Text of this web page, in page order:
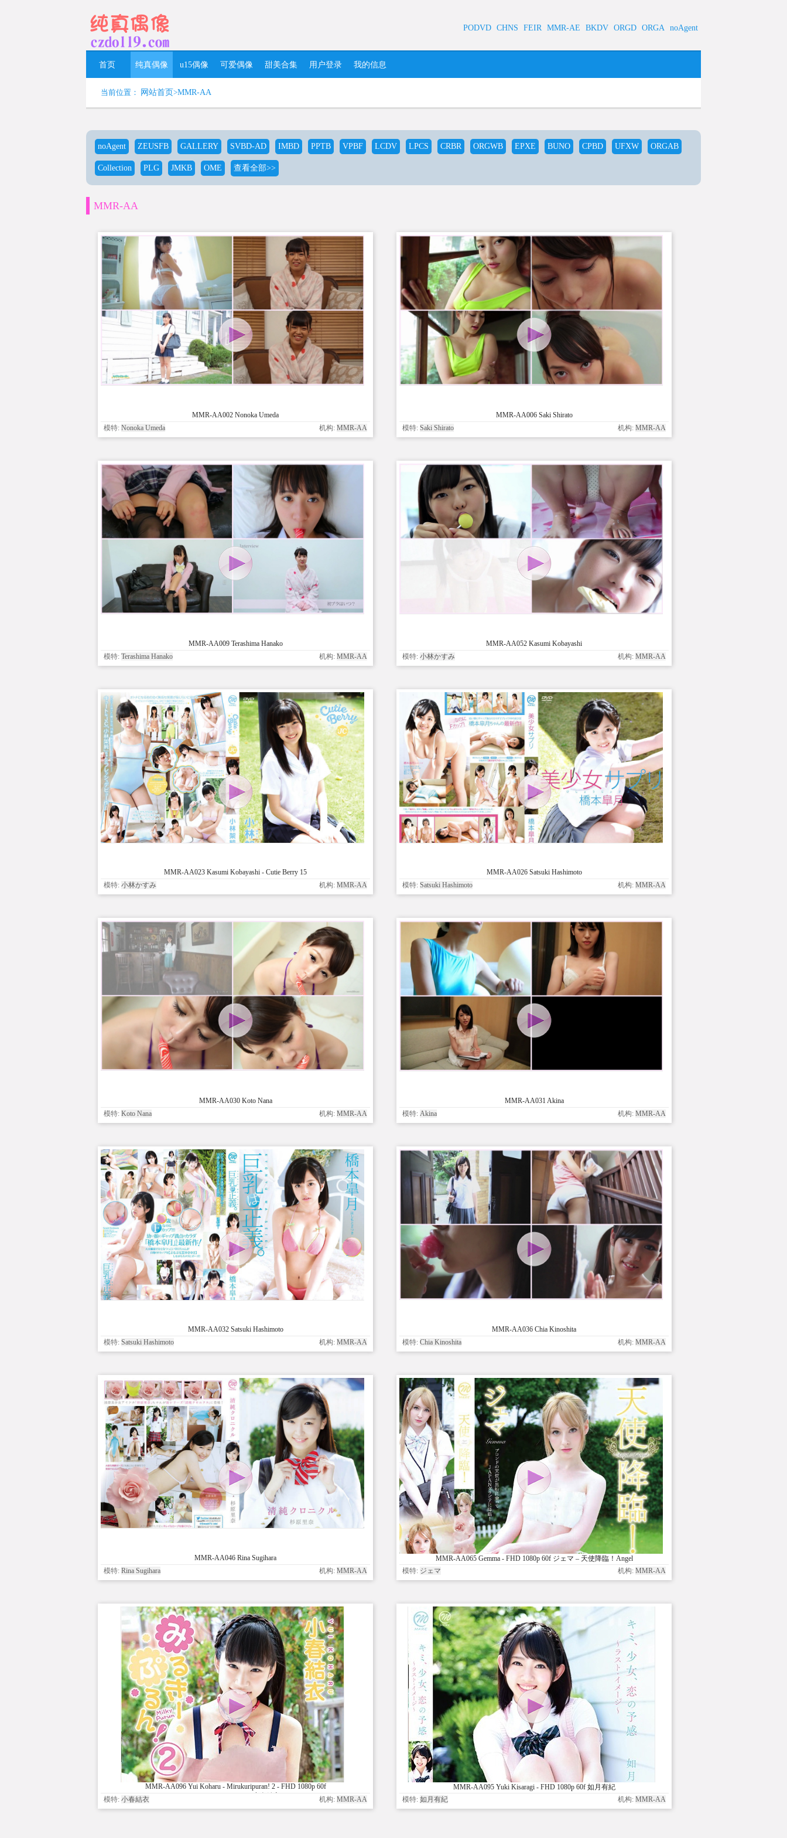
PODVD CHNS FEIR MMR-AE BKDV ORGD ORGA noAgent
首页 纯真偶像 u15偶像 可爱偶像 甜美合集 用户登录 我的信息
当前位置： 网站首页>MMR-AA
noAgent ZEUSFB GALLERY SVBD-AD IMBD PPTB VPBF LCDV LPCS CRBR ORGWB EPXE BUNO CPBD UFXW ORGAB
Collection PLG JMKB OME 查看全部>>
MMR-AA
MMR-AA002 Nonoka Umeda
模特: Nonoka Umeda 机构: MMR-AA
MMR-AA006 Saki Shirato
模特: Saki Shirato 机构: MMR-AA
MMR-AA009 Terashima Hanako
模特: Terashima Hanako 机构: MMR-AA
MMR-AA052 Kasumi Kobayashi
模特: 小林かすみ 机构: MMR-AA
MMR-AA023 Kasumi Kobayashi - Cutie Berry 15
模特: 小林かすみ 机构: MMR-AA
MMR-AA026 Satsuki Hashimoto
模特: Satsuki Hashimoto 机构: MMR-AA
MMR-AA030 Koto Nana
模特: Koto Nana 机构: MMR-AA
MMR-AA031 Akina
模特: Akina 机构: MMR-AA
MMR-AA032 Satsuki Hashimoto
模特: Satsuki Hashimoto 机构: MMR-AA
MMR-AA036 Chia Kinoshita
模特: Chia Kinoshita 机构: MMR-AA
MMR-AA046 Rina Sugihara
模特: Rina Sugihara 机构: MMR-AA
MMR-AA065 Gemma - FHD 1080p 60f ジェマ – 天使降臨！Angel
模特: ジェマ 机构: MMR-AA
MMR-AA096 Yui Koharu - Mirukuripuran! 2 - FHD 1080p 60f
模特: 小春結衣 机构: MMR-AA
MMR-AA095 Yuki Kisaragi - FHD 1080p 60f 如月有紀
模特: 如月有紀 机构: MMR-AA